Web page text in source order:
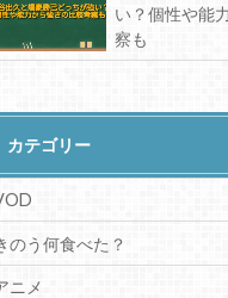
い？個性や能
察も
カテゴリー
のう何食べた？
ニメ